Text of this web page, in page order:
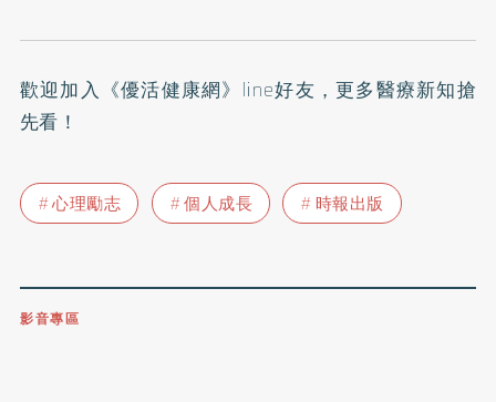
歡迎加入 《優活健康網》line好友 ，更多醫療新知搶
先看！
心理勵志 個人成長 時報出版
影音專區